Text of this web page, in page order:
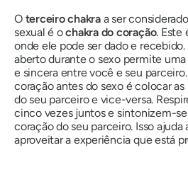
O terceiro chakraa ser
sexual é ochakra do coração. Este
onde ele pode ser dado e
aberto durante o sexo permite
e sincera entre você e seu
coração antes do sexo é colocar
do seu parceiro e vice-versa.
cinco vezes juntos e sintonizem-
coração do seu parceiro. Isso
aproveitar a experiência que está